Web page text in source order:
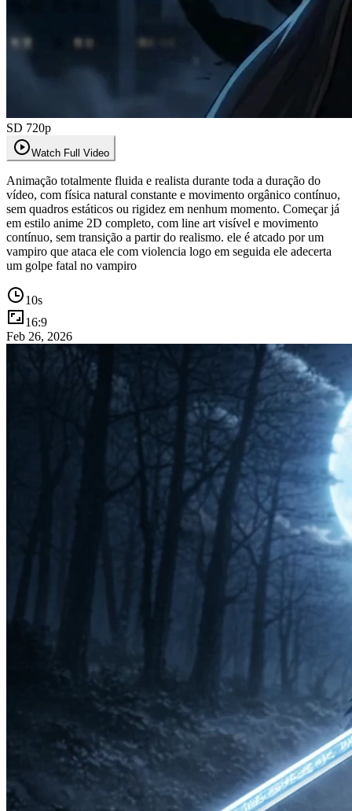
SD 720p
Watch Full Video
Animação totalmente fluida e realista durante toda a duração do
vídeo, com física natural constante e movimento orgânico contínuo,
sem quadros estáticos ou rigidez em nenhum momento. Começar já
em estilo anime 2D completo, com line art visível e movimento
contínuo, sem transição a partir do realismo. ele é atcado por um
vampiro que ataca ele com violencia logo em seguida ele adecerta
um golpe fatal no vampiro
10s
16:9
Feb 26, 2026